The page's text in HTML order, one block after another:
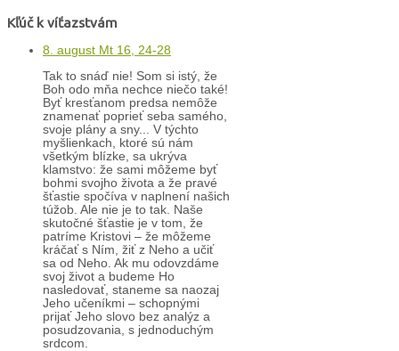
Kľúč k víťazstvám
8. august Mt 16, 24-28
Tak to snáď nie! Som si istý, že
Boh odo mňa nechce niečo také!
Byť kresťanom predsa nemôže
znamenať poprieť seba samého,
svoje plány a sny... V týchto
myšlienkach, ktoré sú nám
všetkým blízke, sa ukrýva
klamstvo: že sami môžeme byť
bohmi svojho života a že pravé
šťastie spočíva v naplnení našich
túžob. Ale nie je to tak. Naše
skutočné šťastie je v tom, že
patríme Kristovi – že môžeme
kráčať s Ním, žiť z Neho a učiť
sa od Neho. Ak mu odovzdáme
svoj život a budeme Ho
nasledovať, staneme sa naozaj
Jeho učeníkmi – schopnými
prijať Jeho slovo bez analýz a
posudzovania, s jednoduchým
srdcom.